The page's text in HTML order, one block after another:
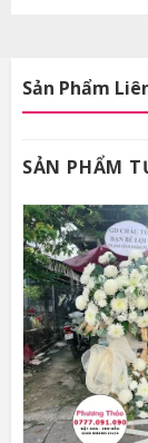
Sản Phẩm
SẢN PHẨM